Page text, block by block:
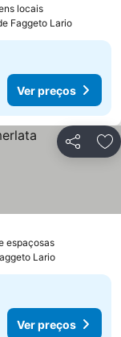
locais
Faggeto Lario
Ver preços
Partilhar
espaçosas
Lario
Ver preços